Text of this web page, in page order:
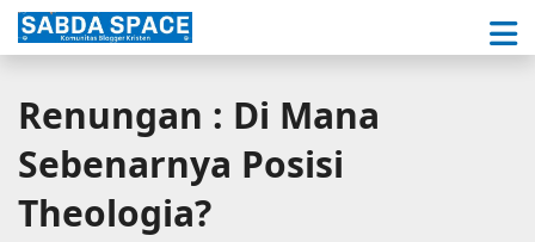
Renungan : Di Mana
Sebenarnya Posisi
Theologia?